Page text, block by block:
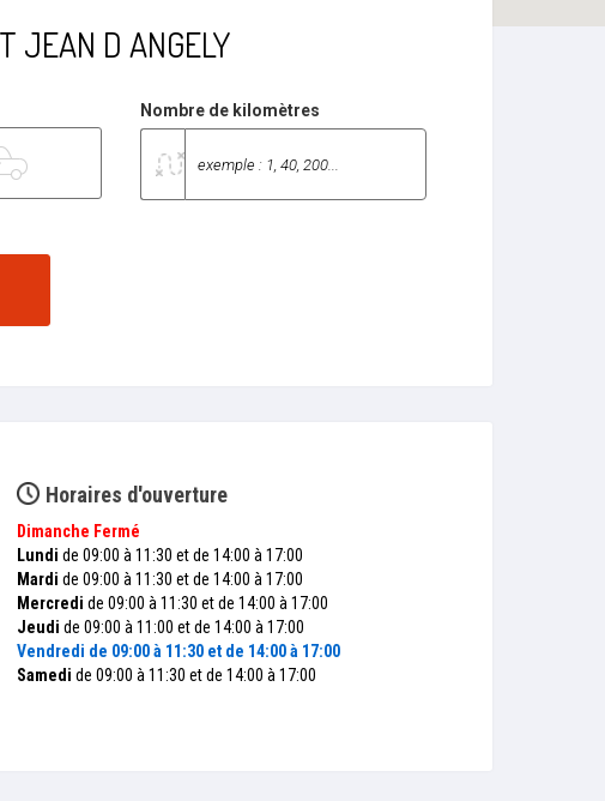
D ANGELY
Nombre de kilomètres
Horaires d'ouverture
Dimanche Fermé
Lundi de 09:00 à 11:30 et de 14:00 à 17:00
Mardi de 09:00 à 11:30 et de 14:00 à 17:00
Mercredi de 09:00 à 11:30 et de 14:00 à 17:00
Jeudi de 09:00 à 11:00 et de 14:00 à 17:00
Vendredi de 09:00 à 11:30 et de 14:00 à 17:00
Samedi de 09:00 à 11:30 et de 14:00 à 17:00